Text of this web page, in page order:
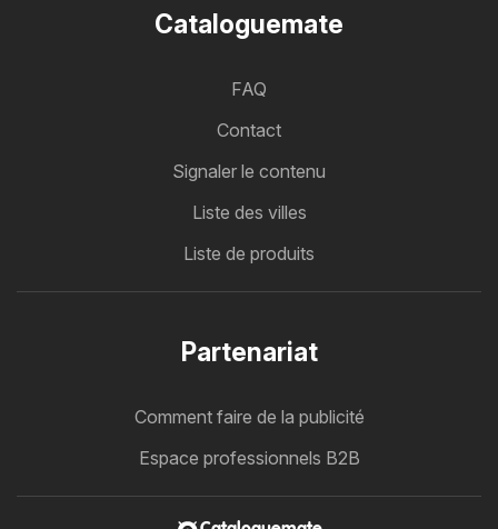
Cataloguemate
FAQ
Contact
Signaler le contenu
Liste des villes
Liste de produits
Partenariat
Comment faire de la publicité
Espace professionnels B2B